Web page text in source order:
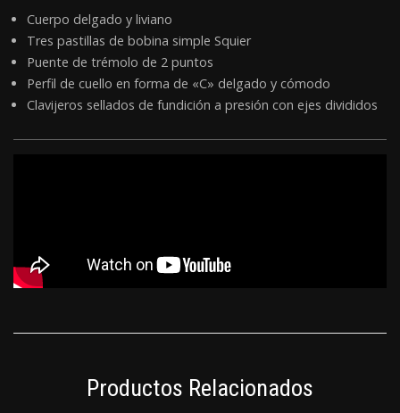
Cuerpo delgado y liviano
Tres pastillas de bobina simple Squier
Puente de trémolo de 2 puntos
Perfil de cuello en forma de «C» delgado y cómodo
Clavijeros sellados de fundición a presión con ejes divididos
Productos Relacionados